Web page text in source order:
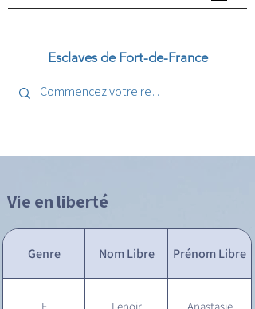
Esclaves de Fort-de-France
Vie en liberté
Genre Nom Libre Prénom Libre